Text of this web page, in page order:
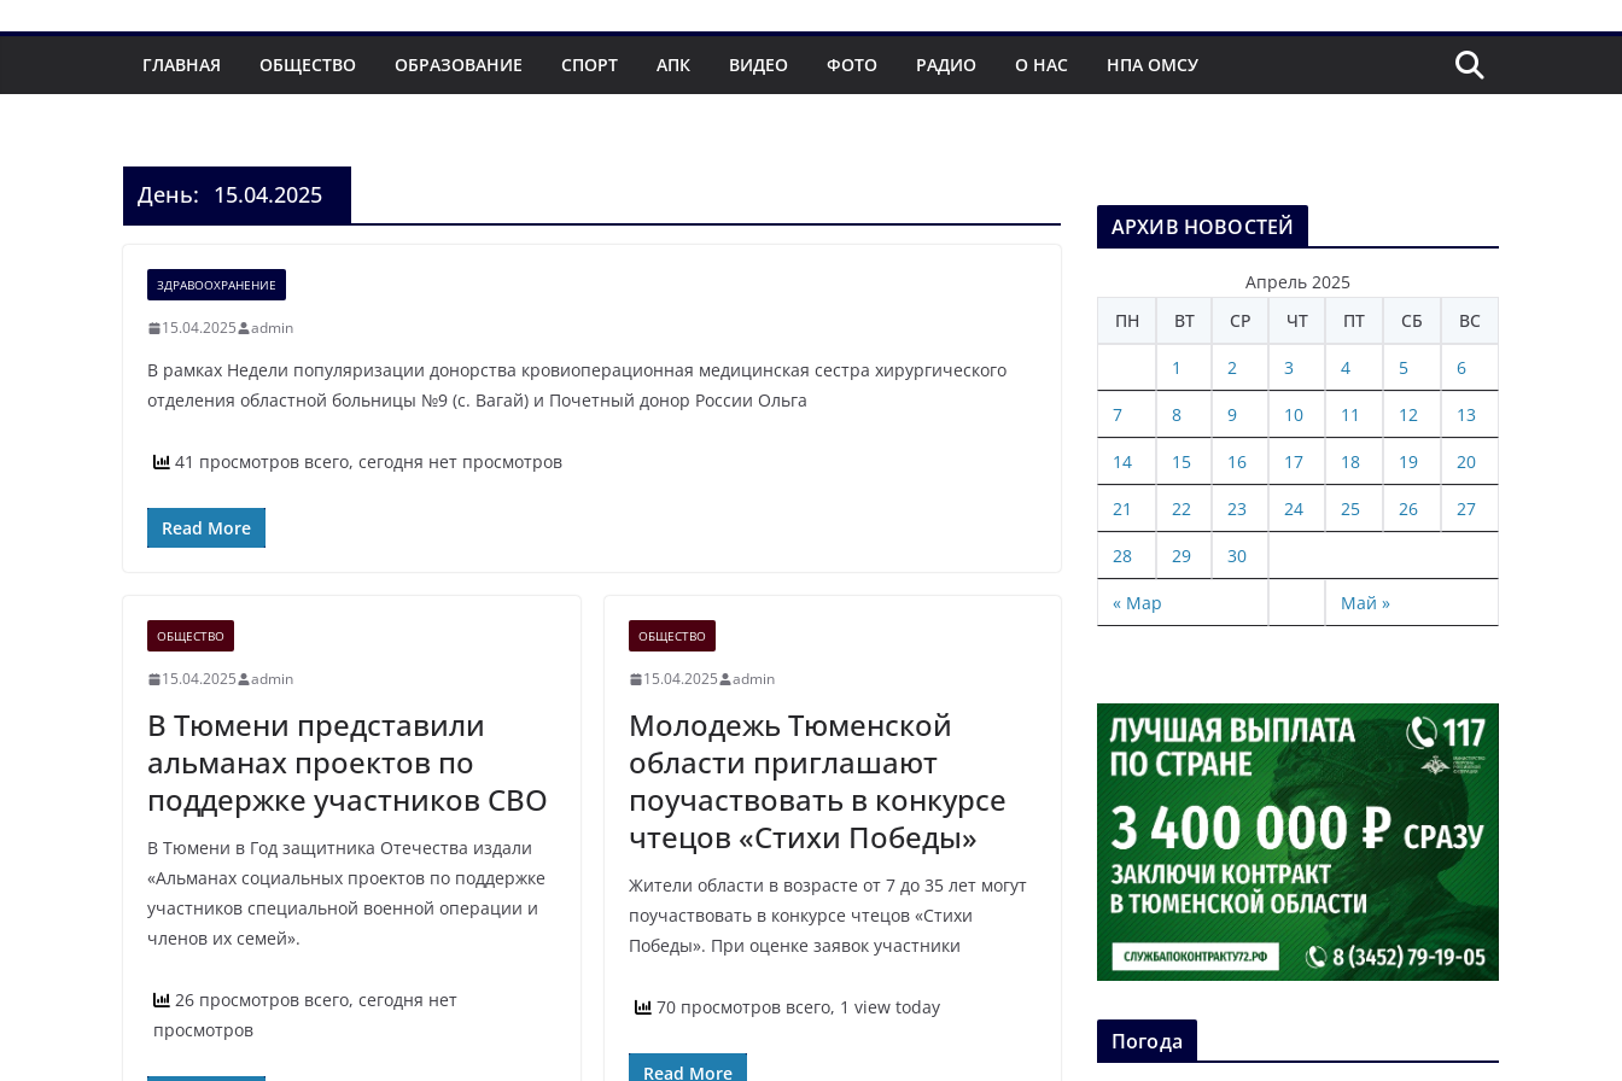
ГЛАВНАЯ ОБЩЕСТВО ОБРАЗОВАНИЕ СПОРТ АПК ВИДЕО ФОТО РАДИО О НАС НПА ОМСУ
День: 15.04.2025
ЗДРАВООХРАНЕНИЕ
15.04.2025 admin
В рамках Недели популяризации донорства кровиоперационная медицинская сестра хирургического
отделения областной больницы №9 (с. Вагай) и Почетный донор России Ольга
41 просмотров всего, сегодня нет просмотров
Read More
ОБЩЕСТВО
15.04.2025 admin
В Тюмени представили
альманах проектов по
поддержке участников СВО
В Тюмени в Год защитника Отечества издали
«Альманах социальных проектов по поддержке
участников специальной военной операции и
членов их семей».
26 просмотров всего, сегодня нет
просмотров
ОБЩЕСТВО
15.04.2025 admin
Молодежь Тюменской
области приглашают
поучаствовать в конкурсе
чтецов «Стихи Победы»
Жители области в возрасте от 7 до 35 лет могут
поучаствовать в конкурсе чтецов «Стихи
Победы». При оценке заявок участники
70 просмотров всего, 1 view today
Read More
АРХИВ НОВОСТЕЙ
Апрель 2025
ПН
ВТ СР ЧТ ПТ СБ ВС
« Мар Май »
1 2 3 4 5 6
7 8 9 10 11 12 13
14 15 16 17 18 19 20
21 22 23 24 25 26 27
28 29 30
Погода